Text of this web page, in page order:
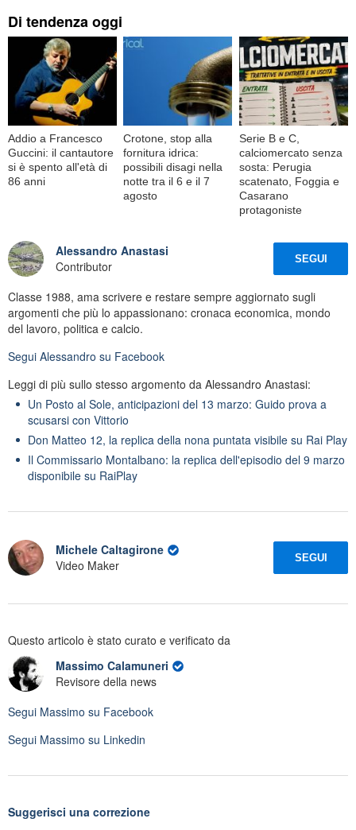
Di tendenza oggi
Addio a Francesco
Guccini: il cantautore
si è spento all'età di
86 anni
Crotone, stop alla
fornitura idrica:
possibili disagi nella
notte tra il 6 e il 7
agosto
Serie B e C,
calciomercato senza
sosta: Perugia
scatenato, Foggia e
Casarano
protagoniste
Alessandro Anastasi
Contributor
SEGUI
Classe 1988, ama scrivere e restare sempre aggiornato sugli
argomenti che più lo appassionano: cronaca economica, mondo
del lavoro, politica e calcio.
Segui Alessandro su Facebook
Leggi di più sullo stesso argomento da Alessandro Anastasi:
Un Posto al Sole, anticipazioni del 13 marzo: Guido prova a
scusarsi con Vittorio
Don Matteo 12, la replica della nona puntata visibile su Rai Play
Il Commissario Montalbano: la replica dell'episodio del 9 marzo
disponibile su RaiPlay
Michele Caltagirone
Video Maker
SEGUI
Questo articolo è stato curato e verificato da
Massimo Calamuneri
Revisore della news
Segui Massimo su Facebook
Segui Massimo su Linkedin
Suggerisci una correzione